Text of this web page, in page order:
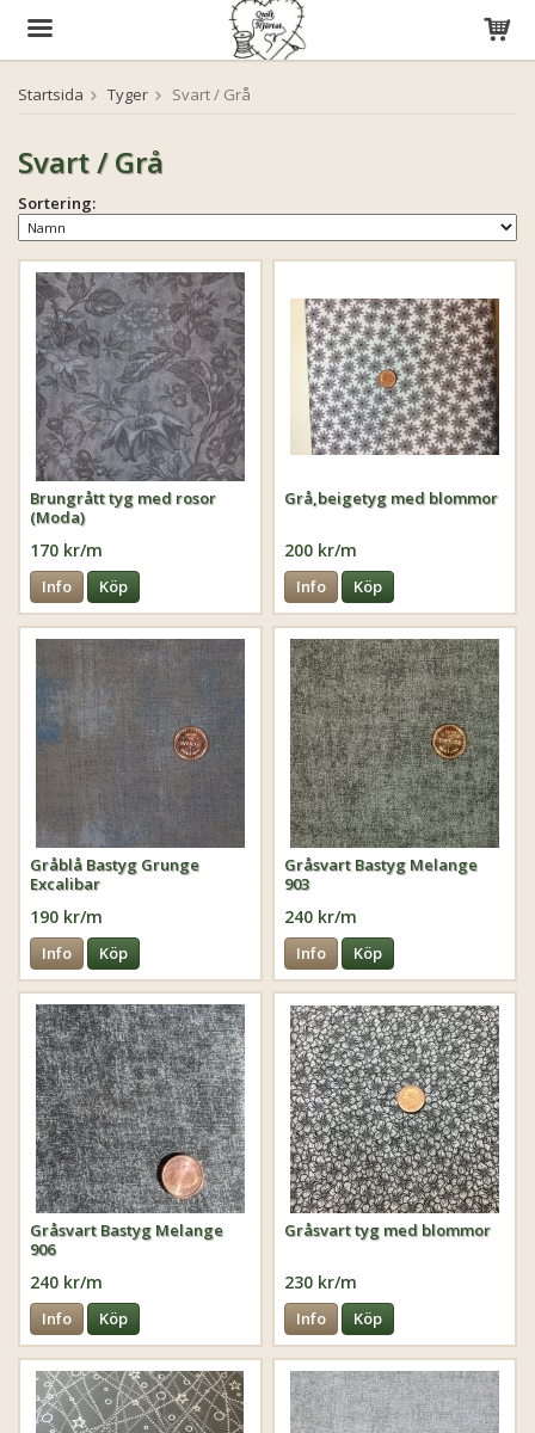
Startsida Tyger Svart / Grå
Svart / Grå
Sortering:
Brungrått tyg med rosor
(Moda)
170 kr/m
Info Köp
Grå,beigetyg med blommor
200 kr/m
Info Köp
Gråblå Bastyg Grunge
Excalibar
190 kr/m
Info Köp
Gråsvart Bastyg Melange
903
240 kr/m
Info Köp
Gråsvart Bastyg Melange
906
240 kr/m
Info Köp
Gråsvart tyg med blommor
230 kr/m
Info Köp